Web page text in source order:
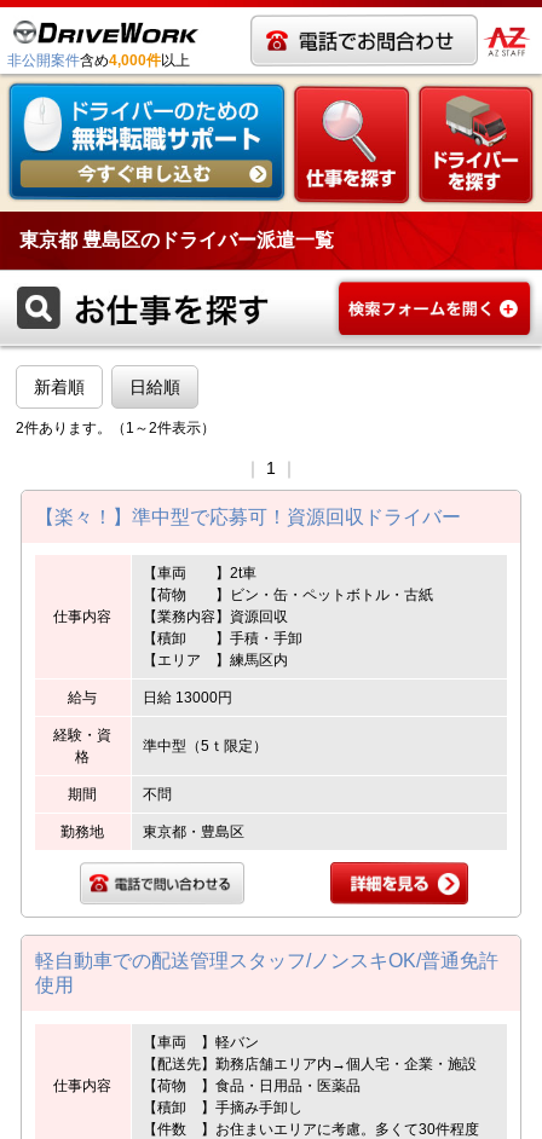
非公開案件含め4,000件以上
東京都 豊島区のドライバー派遣一覧
新着順 日給順
2件あります。（1～2件表示）
1
【楽々！】準中型で応募可！資源回収ドライバー
仕事内容
【車両 】2t車
【荷物 】ビン・缶・ペットボトル・古紙
【業務内容】資源回収
【積卸 】手積・手卸
【エリア 】練馬区内
給与 日給 13000円
経験・資
格
準中型（5ｔ限定）
期間 不問
勤務地 東京都・豊島区
軽自動車での配送管理スタッフ/ノンスキOK/普通免許
使用
仕事内容
【車両 】軽バン
【配送先】勤務店舗エリア内→個人宅・企業・施設
【荷物 】食品・日用品・医薬品
【積卸 】手摘み手卸し
【件数 】お住まいエリアに考慮。多くて30件程度